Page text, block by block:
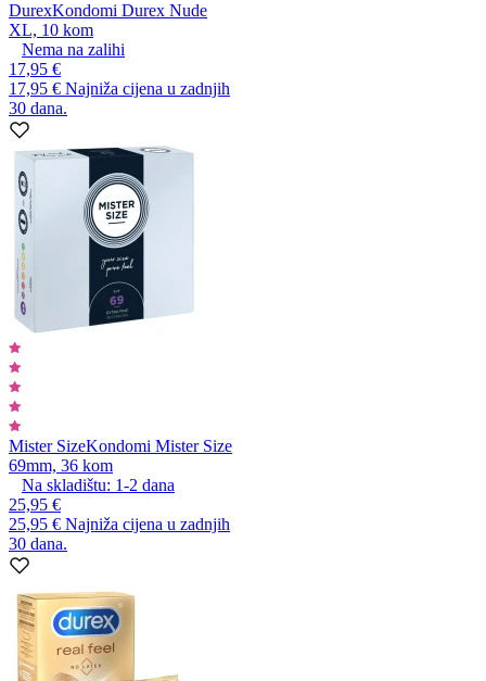
DurexKondomi Durex Nude
XL, 10 kom
Nema na zalihi
17,95 €
17,95 € Najniža cijena u zadnjih
30 dana.
Mister SizeKondomi Mister Size
69mm, 36 kom
Na skladištu: 1-2 dana
25,95 €
25,95 € Najniža cijena u zadnjih
30 dana.